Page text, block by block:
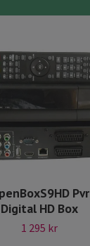
Pvr
Digital HD Box
1 295 kr